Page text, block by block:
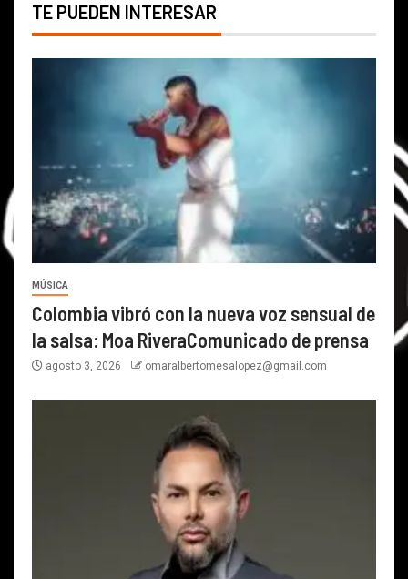
TE PUEDEN INTERESAR
MÚSICA
Colombia vibró con la nueva voz sensual de
la salsa: Moa RiveraComunicado de prensa
agosto 3, 2026 omaralbertomesalopez@gmail.com